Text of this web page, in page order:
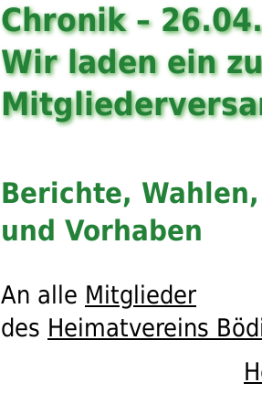
Chronik –
Wir laden ein
Berichte,
und Vorhaben
An alle Mitglieder
des Heimatvereins